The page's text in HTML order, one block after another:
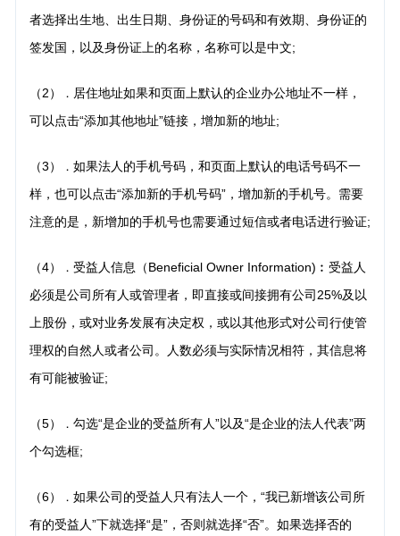
者选择出生地、出生日期、身份证的号码和有效期、身份证的
签发国，以及身份证上的名称，名称可以是中文;
（2） ． 居住地址如果和页面上默认的企业办公地址不一样，
可以点击“添加其他地址”链接，增加新的地址;
（3） ． 如果法人的手机号码，和页面上默认的电话号码不一
样，也可以点击“添加新的手机号码”，增加新的手机号。需要
注意的是，新增加的手机号也需要通过短信或者电话进行验证;
（4） ． 受益人信息（Beneficial Owner Information)︰受益人
必须是公司所有人或管理者，即直接或间接拥有公司25%及以
上股份，或对业务发展有决定权，或以其他形式对公司行使管
理权的自然人或者公司。人数必须与实际情况相符，其信息将
有可能被验证;
（5） ． 勾选“是企业的受益所有人”以及“是企业的法人代表”两
个勾选框;
（6） ． 如果公司的受益人只有法人一个，“我已新增该公司所
有的受益人”下就选择“是”，否则就选择“否”。如果选择否的